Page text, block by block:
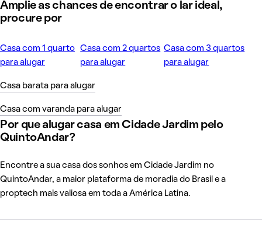
Amplie as chances de encontrar o lar ideal,
procure por
Casa com 1 quarto
para alugar
Casa com 2 quartos
para alugar
Casa com 3 quartos
para alugar
Casa barata para alugar
Casa com varanda para alugar
Por que alugar casa em Cidade Jardim pelo
QuintoAndar?
Encontre a sua casa dos sonhos em Cidade Jardim no
QuintoAndar, a maior plataforma de moradia do Brasil e a
proptech mais valiosa em toda a América Latina.